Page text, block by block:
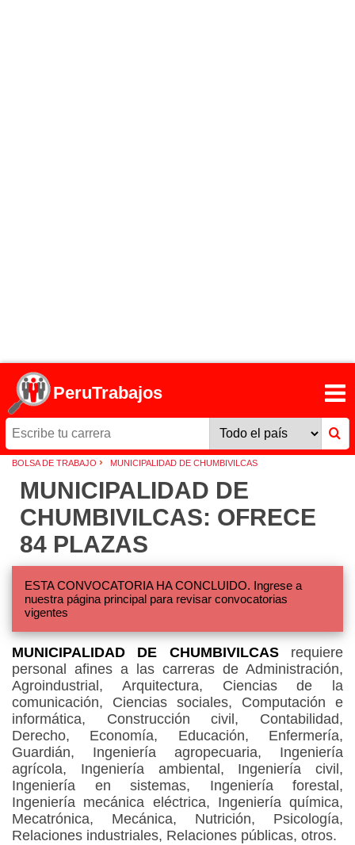
PeruTrabajos
BOLSA DE TRABAJO › MUNICIPALIDAD DE CHUMBIVILCAS
MUNICIPALIDAD DE
CHUMBIVILCAS: OFRECE
84 PLAZAS
ESTA CONVOCATORIA HA CONCLUIDO. Ingrese a
nuestra página principal para revisar convocatorias
vigentes
MUNICIPALIDAD DE CHUMBIVILCASrequiere
personal afines a las carreras de Administración,
Agroindustrial, Arquitectura, Ciencias de la
comunicación, Ciencias sociales, Computación e
informática, Construcción civil, Contabilidad,
Derecho, Economía, Educación, Enfermería,
Guardián, Ingeniería agropecuaria, Ingeniería
agrícola, Ingeniería ambiental, Ingeniería civil,
Ingeniería en sistemas, Ingeniería forestal,
Ingeniería mecánica eléctrica, Ingeniería química,
Mecatrónica, Mecánica, Nutrición, Psicología,
Relaciones industriales, Relaciones públicas, otros.